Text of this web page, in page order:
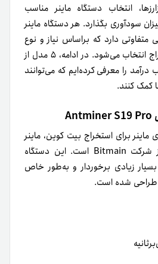
انتخاب دستگاه ماینر مناسب
سودآوری بگذارد. هر دستگاه ماینر
دارد که بر‌اساس نیاز و نوع
رمزارز مدنظر برای استخراج انتخاب می‌شود. در ادامه، ۵ مدل از
درآمد را معرفیکرده‌ایم که می‌توانند
کمک کنند.
ماینر برای استخراج بیت کوین، ماینر
Antminer S19 Pro از شرکت Bitmain است. این دستگاه
زیادی برخوردار و به‌طور خاص
طراحی شده است.